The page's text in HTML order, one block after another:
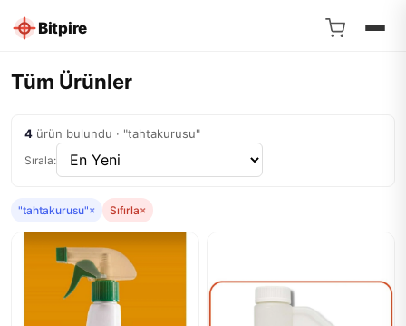
Bitpire
Tüm Ürünler
4 ürün bulundu · "tahtakurusu"
Sırala:
"tahtakurusu"× Sıfırla×